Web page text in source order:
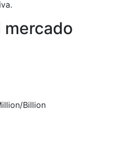
Billion